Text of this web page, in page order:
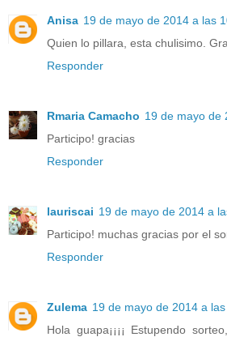
Anisa 19 de mayo de 2014 a las
Quien lo pillara, esta chulisimo.
Responder
Rmaria Camacho 19 de mayo de
Participo! gracias
Responder
lauriscai 19 de mayo de 2014 a
Participo! muchas gracias por el
Responder
Zulema 19 de mayo de 2014 a
Hola guapa¡¡¡¡ Estupendo